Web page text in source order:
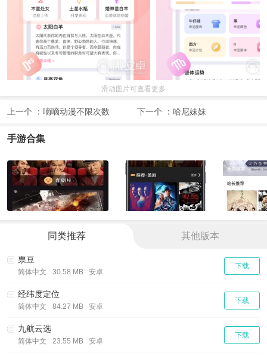
滑动图片可查看更多
上一个 ： 嘀嘀动漫不限次数 下一个 ： 哈尼妹妹
手游合集
同类推荐 其他版本
票豆
简体中文 30.58 MB 安卓
下载
经纬度定位
简体中文 84.27 MB 安卓
下载
九航云选
简体中文 23.55 MB 安卓
下载